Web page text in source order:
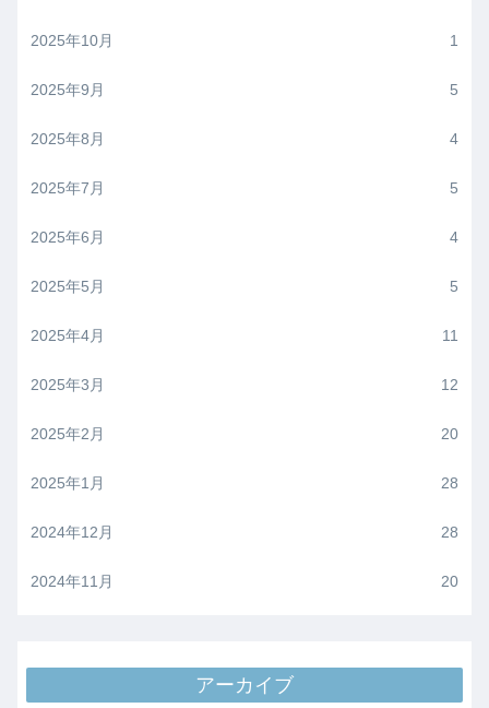
2025年10月 1
2025年9月 5
2025年8月 4
2025年7月 5
2025年6月 4
2025年5月 5
2025年4月 11
2025年3月 12
2025年2月 20
2025年1月 28
2024年12月 28
2024年11月 20
アーカイブ